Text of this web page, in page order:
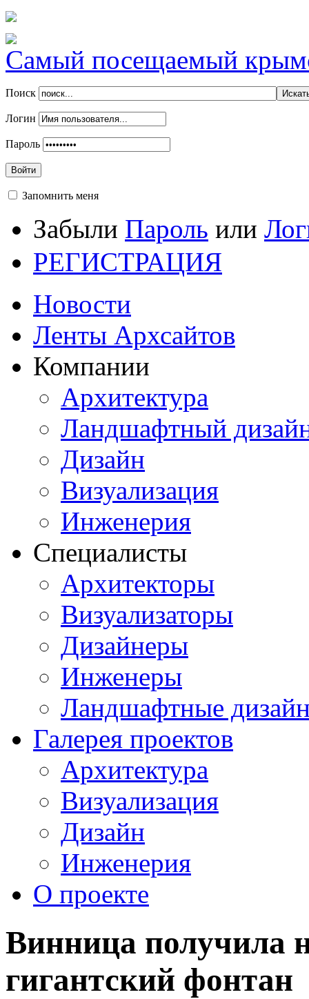
Самый посещаемый
Поиск
Логин
Пароль
Войти
Запомнить меня
Забыли Пароль или
РЕГИСТРАЦИЯ
Новости
Ленты Архсайтов
Компании
Архитектура
Ландшафтный
Дизайн
Визуализация
Инженерия
Специалисты
Архитекторы
Визуализаторы
Дизайнеры
Инженеры
Ландшафтные
Галерея проектов
Архитектура
Визуализация
Дизайн
Инженерия
О проекте
Винница получила
гигантский фонтан